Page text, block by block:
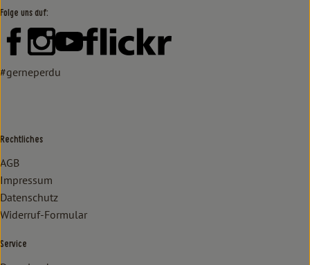
Folge uns auf:
Externer Link zu https://www.facebook.com/lammertzhof/
Externer Link zu https://www.instagram.com/
Externer Link zu https://www.youtube.com/
Externer Link zu https://
#gerneperdu
Rechtliches
AGB
Impressum
Datenschutz
Widerruf-Formular
Service